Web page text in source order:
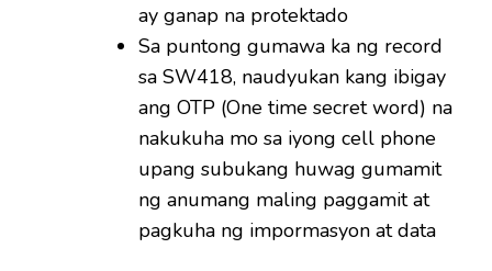
ay ganap na protektado
Sa puntong gumawa ka ng record
sa SW418, naudyukan kang ibigay
ang OTP (One time secret word) na
nakukuha mo sa iyong cell phone
upang subukang huwag gumamit
ng anumang maling paggamit at
pagkuha ng impormasyon at data